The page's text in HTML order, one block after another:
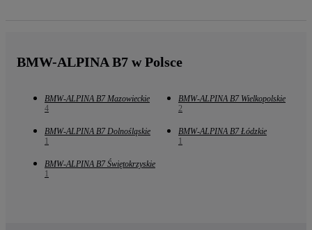
BMW-ALPINA B7 w Polsce
BMW-ALPINA B7 Mazowieckie
4
BMW-ALPINA B7 Wielkopolskie
2
BMW-ALPINA B7 Dolnośląskie
1
BMW-ALPINA B7 Łódzkie
1
BMW-ALPINA B7 Świętokrzyskie
1